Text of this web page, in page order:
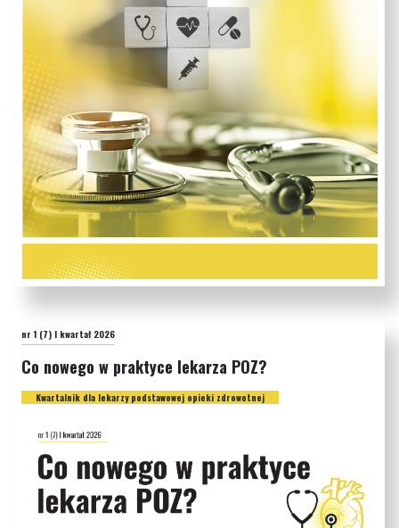
nr 1 (7) I kwartał 2026
Co nowego w praktyce lekarza POZ?
Kwartalnik dla lekarzy podstawowej opieki zdrowotnej